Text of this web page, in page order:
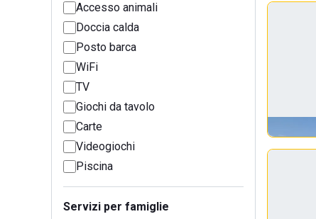
Accesso animali
Doccia calda
Posto barca
WiFi
TV
Giochi da tavolo
Carte
Videogiochi
Piscina
Servizi per famiglie